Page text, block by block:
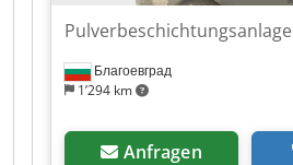
Благоевград
1’294 km
Pulverbeschichtungsanlage
Anfragen